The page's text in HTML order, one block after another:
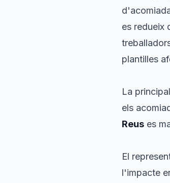
es redueix
plantilles
La
els
Reus es
El
l'impacte